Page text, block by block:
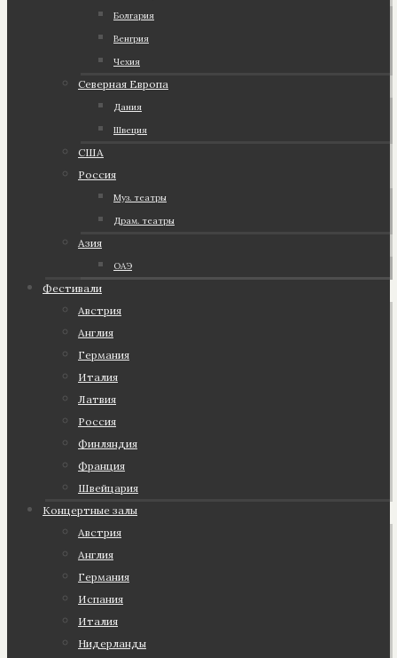
Болгария
Венгрия
Чехия
Северная Европа
Дания
Швеция
США
Россия
Муз. театры
Драм. театры
Азия
ОАЭ
Фестивали
Австрия
Англия
Германия
Италия
Латвия
Россия
Финляндия
Франция
Швейцария
Концертные залы
Австрия
Англия
Германия
Испания
Италия
Нидерланды